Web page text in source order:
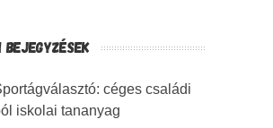
BEJEGYZÉSEK
céges családi
iskolai tananyag